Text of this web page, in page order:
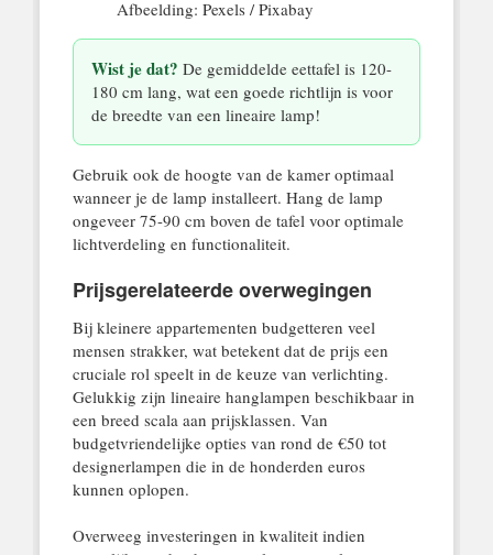
Afbeelding: Pexels / Pixabay
Wist je dat? De gemiddelde eettafel is 120-
180 cm lang, wat een goede richtlijn is voor
de breedte van een lineaire lamp!
Gebruik ook de hoogte van de kamer optimaal
wanneer je de lamp installeert. Hang de lamp
ongeveer 75-90 cm boven de tafel voor optimale
lichtverdeling en functionaliteit.
Prijsgerelateerde overwegingen
Bij kleinere appartementen budgetteren veel
mensen strakker, wat betekent dat de prijs een
cruciale rol speelt in de keuze van verlichting.
Gelukkig zijn lineaire hanglampen beschikbaar in
een breed scala aan prijsklassen. Van
budgetvriendelijke opties van rond de €50 tot
designerlampen die in de honderden euros
kunnen oplopen.
Overweeg investeringen in kwaliteit indien